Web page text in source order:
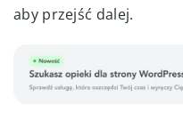
aby przejść dalej.